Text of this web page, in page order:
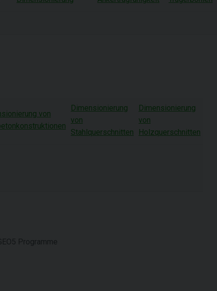
von
Dimensionierung
von
Stahlquerschnitten
Dimensionierung
von
Holzquerschnitten
Programme